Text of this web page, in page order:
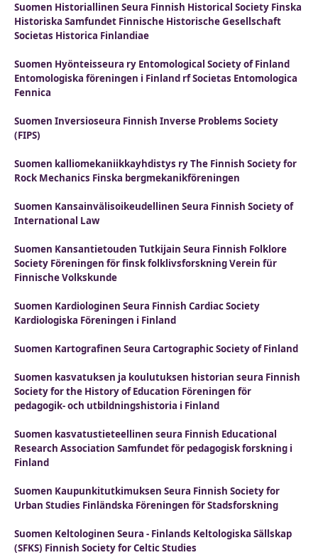
Suomen Historiallinen Seura Finnish Historical Society Finska
Historiska Samfundet Finnische Historische Gesellschaft
Societas Historica Finlandiae
Suomen Hyönteisseura ry Entomological Society of Finland
Entomologiska föreningen i Finland rf Societas Entomologica
Fennica
Suomen Inversioseura Finnish Inverse Problems Society
(FIPS)
Suomen kalliomekaniikkayhdistys ry The Finnish Society for
Rock Mechanics Finska bergmekanikföreningen
Suomen Kansainvälisoikeudellinen Seura Finnish Society of
International Law
Suomen Kansantietouden Tutkijain Seura Finnish Folklore
Society Föreningen för finsk folklivsforskning Verein für
Finnische Volkskunde
Suomen Kardiologinen Seura Finnish Cardiac Society
Kardiologiska Föreningen i Finland
Suomen Kartografinen Seura Cartographic Society of Finland
Suomen kasvatuksen ja koulutuksen historian seura Finnish
Society for the History of Education Föreningen för
pedagogik- och utbildningshistoria i Finland
Suomen kasvatustieteellinen seura Finnish Educational
Research Association Samfundet för pedagogisk forskning i
Finland
Suomen Kaupunkitutkimuksen Seura Finnish Society for
Urban Studies Finländska Föreningen för Stadsforskning
Suomen Keltologinen Seura - Finlands Keltologiska Sällskap
(SFKS) Finnish Society for Celtic Studies